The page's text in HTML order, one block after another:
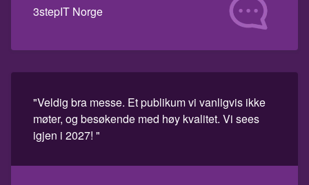
3stepIT Norge
"Veldig bra messe. Et publikum vi vanligvis ikke
møter, og besøkende med høy kvalitet. Vi sees
igjen i 2027! "